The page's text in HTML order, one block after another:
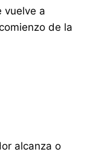
vuelve a
de la
alcanza o